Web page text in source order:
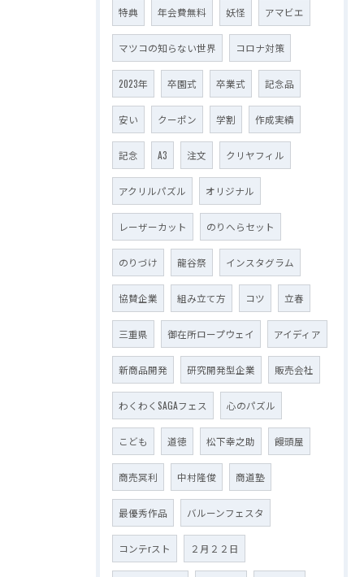
特典 年会費無料 妖怪 アマビエ
マツコの知らない世界 コロナ対策
2023年 卒園式 卒業式 記念品
安い クーポン 学割 作成実績
記念 A3 注文 クリヤフィル
アクリルパズル オリジナル
レーザーカット のりへらセット
のりづけ 龍谷祭 インスタグラム
協賛企業 組み立て方 コツ 立春
三重県 御在所ロープウェイ アイディア
新商品開発 研究開発型企業 販売会社
わくわくSAGAフェス 心のパズル
こども 道徳 松下幸之助 饅頭屋
商売冥利 中村隆俊 商道塾
最優秀作品 バルーンフェスタ
コンテrスト ２月２２日